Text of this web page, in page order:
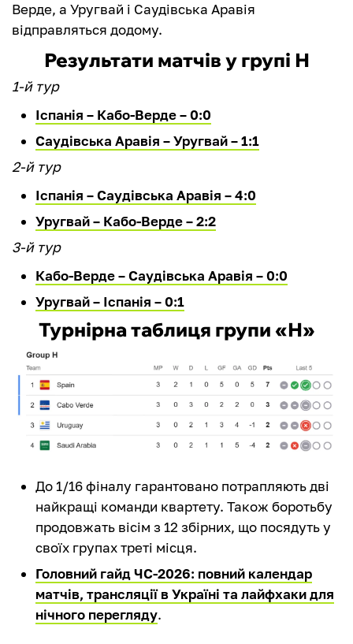
Верде, а Уругвай і Саудівська Аравія
відправляться додому.
Результати матчів у групі Н
1-й тур
Іспанія – Кабо-Верде – 0:0
Саудівська Аравія – Уругвай – 1:1
2-й тур
Іспанія – Саудівська Аравія – 4:0
Уругвай – Кабо-Верде – 2:2
3-й тур
Кабо-Верде – Саудівська Аравія – 0:0
Уругвай – Іспанія – 0:1
Турнірна таблиця групи «Н»
До 1/16 фіналу гарантовано потрапляють дві
найкращі команди квартету. Також боротьбу
продовжать вісім з 12 збірних, що посядуть у
своїх групах треті місця.
Головний гайд ЧС-2026: повний календар
матчів, трансляції в Україні та лайфхаки для
нічного перегляду.